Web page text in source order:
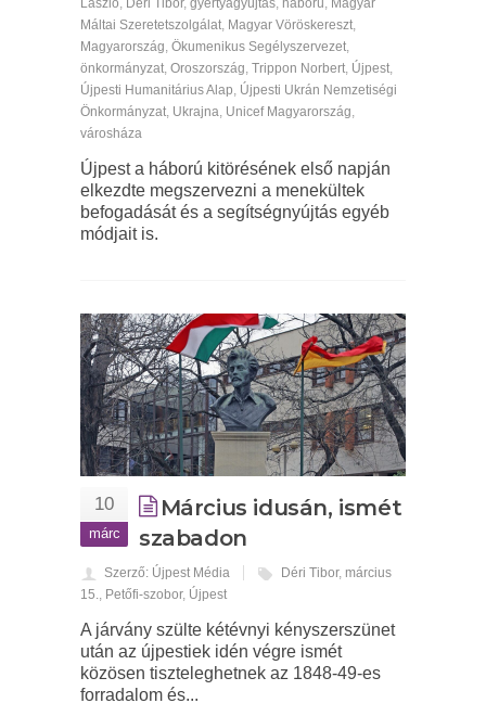
László, Déri Tibor, gyertyagyújtás, háború , Magyar
Máltai Szeretetszolgálat, Magyar Vöröskereszt,
Magyarország, Ökumenikus Segélyszervezet,
önkormányzat, Oroszország, Trippon Norbert, Újpest,
Újpesti Humanitárius Alap, Újpesti Ukrán Nemzetiségi
Önkormányzat, Ukrajna, Unicef Magyarország,
városháza
Újpest a háború kitörésének első napján
elkezdte megszervezni a menekültek
befogadását és a segítségnyújtás egyéb
módjait is.
10
márc
Március idusán, ismét
szabadon
Szerző: Újpest Média Déri Tibor, március
15., Petőfi-szobor, Újpest
A járvány szülte kétévnyi kényszerszünet
után az újpestiek idén végre ismét
közösen tiszteleghetnek az 1848-49-es
forradalom és...